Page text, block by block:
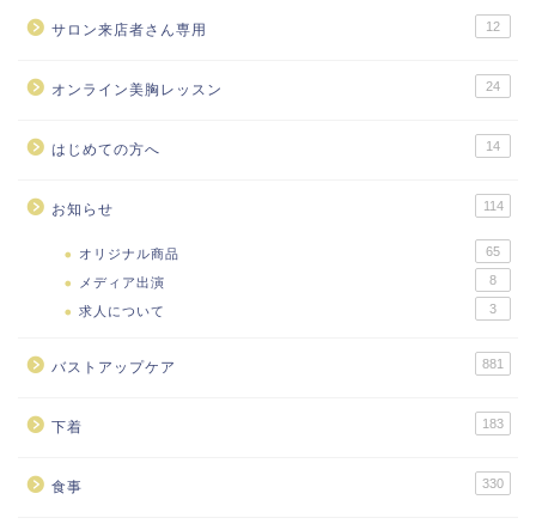
サロン来店者さん専用 12
オンライン美胸レッスン 24
はじめての方へ 14
お知らせ 114
オリジナル商品 65
メディア出演 8
求人について 3
バストアップケア 881
下着 183
食事 330